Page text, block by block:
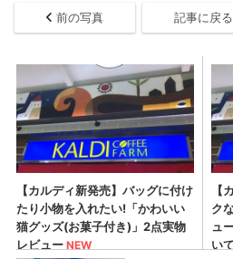
前の写真 記事に戻る